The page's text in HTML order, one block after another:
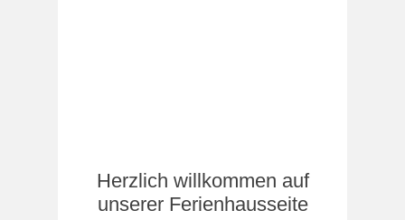
Herzlich willkommen auf
unserer Ferienhausseite